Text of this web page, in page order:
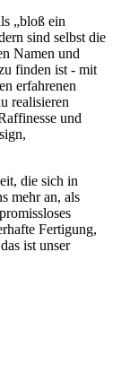
„bloß ein
sind selbst die
Namen und
finden ist - mit
erfahrenen
realisieren
und
die sich in
mehr an, als
Fertigung,
ist unser